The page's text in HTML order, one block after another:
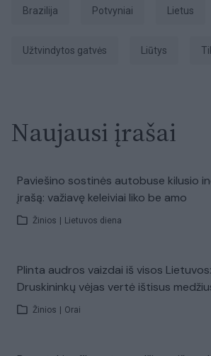
Brazilija potvyniai Lietus
užtvindytos gatvės liūtys
Naujausi įrašai
Paviešino sostinės autobuse kilusio
įrašą: važiavę keleiviai liko be amo
Žinios Lietuvos diena
Plinta audros vaizdai iš visos
Druskininkų vėjas vertė ištisus
Žinios Orai